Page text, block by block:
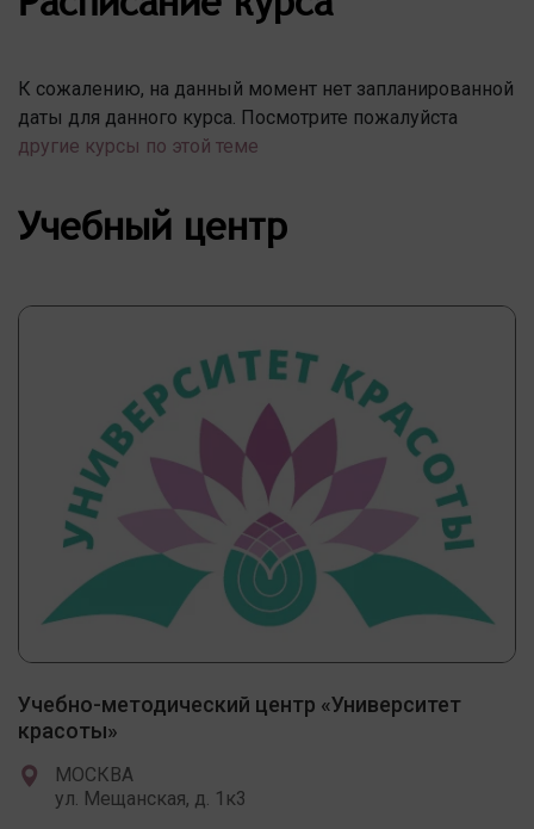
К сожалению, на данный момент нет запланированной
даты для данного курса. Посмотрите пожалуйста
другие курсы по этой теме
Учебный центр
Учебно-методический центр «Университет
красоты»
МОСКВА
ул. Мещанская, д. 1к3